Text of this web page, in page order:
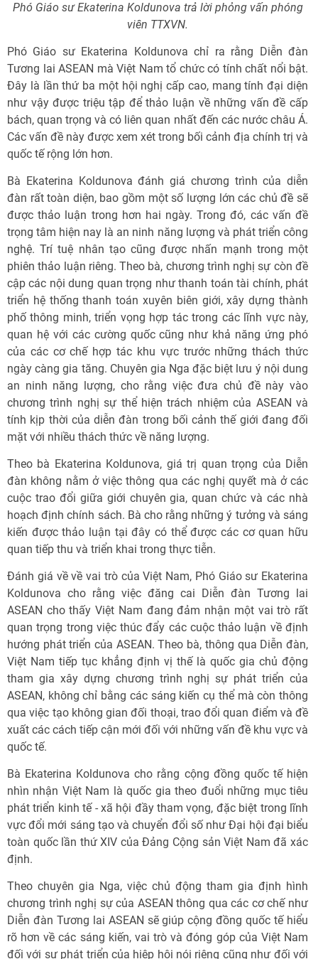
Phó Giáo sư Ekaterina Koldunova trả lời phỏng vấn phóng
viên TTXVN.
Phó Giáo sư Ekaterina Koldunova chỉ ra rằng Diễn đàn
Tương lai ASEAN mà Việt Nam tổ chức có tính chất nổi bật.
Đây là lần thứ ba một hội nghị cấp cao, mang tính đại diện
như vậy được triệu tập để thảo luận về những vấn đề cấp
bách, quan trọng và có liên quan nhất đến các nước châu Á.
Các vấn đề này được xem xét trong bối cảnh địa chính trị và
quốc tế rộng lớn hơn.
Bà Ekaterina Koldunova đánh giá chương trình của diễn
đàn rất toàn diện, bao gồm một số lượng lớn các chủ đề sẽ
được thảo luận trong hơn hai ngày. Trong đó, các vấn đề
trọng tâm hiện nay là an ninh năng lượng và phát triển công
nghệ. Trí tuệ nhân tạo cũng được nhấn mạnh trong một
phiên thảo luận riêng. Theo bà, chương trình nghị sự còn đề
cập các nội dung quan trọng như thanh toán tài chính, phát
triển hệ thống thanh toán xuyên biên giới, xây dựng thành
phố thông minh, triển vọng hợp tác trong các lĩnh vực này,
quan hệ với các cường quốc cũng như khả năng ứng phó
của các cơ chế hợp tác khu vực trước những thách thức
ngày càng gia tăng. Chuyên gia Nga đặc biệt lưu ý nội dung
an ninh năng lượng, cho rằng việc đưa chủ đề này vào
chương trình nghị sự thể hiện trách nhiệm của ASEAN và
tính kịp thời của diễn đàn trong bối cảnh thế giới đang đối
mặt với nhiều thách thức về năng lượng.
Theo bà Ekaterina Koldunova, giá trị quan trọng của Diễn
đàn không nằm ở việc thông qua các nghị quyết mà ở các
cuộc trao đổi giữa giới chuyên gia, quan chức và các nhà
hoạch định chính sách. Bà cho rằng những ý tưởng và sáng
kiến được thảo luận tại đây có thể được các cơ quan hữu
quan tiếp thu và triển khai trong thực tiễn.
Đánh giá về về vai trò của Việt Nam, Phó Giáo sư Ekaterina
Koldunova cho rằng việc đăng cai Diễn đàn Tương lai
ASEAN cho thấy Việt Nam đang đảm nhận một vai trò rất
quan trọng trong việc thúc đẩy các cuộc thảo luận về định
hướng phát triển của ASEAN. Theo bà, thông qua Diễn đàn,
Việt Nam tiếp tục khẳng định vị thế là quốc gia chủ động
tham gia xây dựng chương trình nghị sự phát triển của
ASEAN, không chỉ bằng các sáng kiến cụ thể mà còn thông
qua việc tạo không gian đối thoại, trao đổi quan điểm và đề
xuất các cách tiếp cận mới đối với những vấn đề khu vực và
quốc tế.
Bà Ekaterina Koldunova cho rằng cộng đồng quốc tế hiện
nhìn nhận Việt Nam là quốc gia theo đuổi những mục tiêu
phát triển kinh tế - xã hội đầy tham vọng, đặc biệt trong lĩnh
vực đổi mới sáng tạo và chuyển đổi số như Đại hội đại biểu
toàn quốc lần thứ XIV của Đảng Cộng sản Việt Nam đã xác
định.
Theo chuyên gia Nga, việc chủ động tham gia định hình
chương trình nghị sự của ASEAN thông qua các cơ chế như
Diễn đàn Tương lai ASEAN sẽ giúp cộng đồng quốc tế hiểu
rõ hơn về các sáng kiến, vai trò và đóng góp của Việt Nam
đối với sự phát triển của hiệp hội nói riêng cũng như đối với